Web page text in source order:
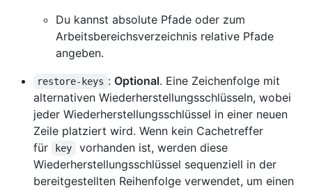
Du kannst absolute Pfade oder zum
Arbeitsbereichsverzeichnis relative Pfade
angeben.
restore-keys : Optional. Eine Zeichenfolge mit
alternativen Wiederherstellungsschlüsseln, wobei
jeder Wiederherstellungsschlüssel in einer neuen
Zeile platziert wird. Wenn kein Cachetreffer
für
key
vorhanden ist, werden diese
Wiederherstellungsschlüssel sequenziell in der
bereitgestellten Reihenfolge verwendet, um einen